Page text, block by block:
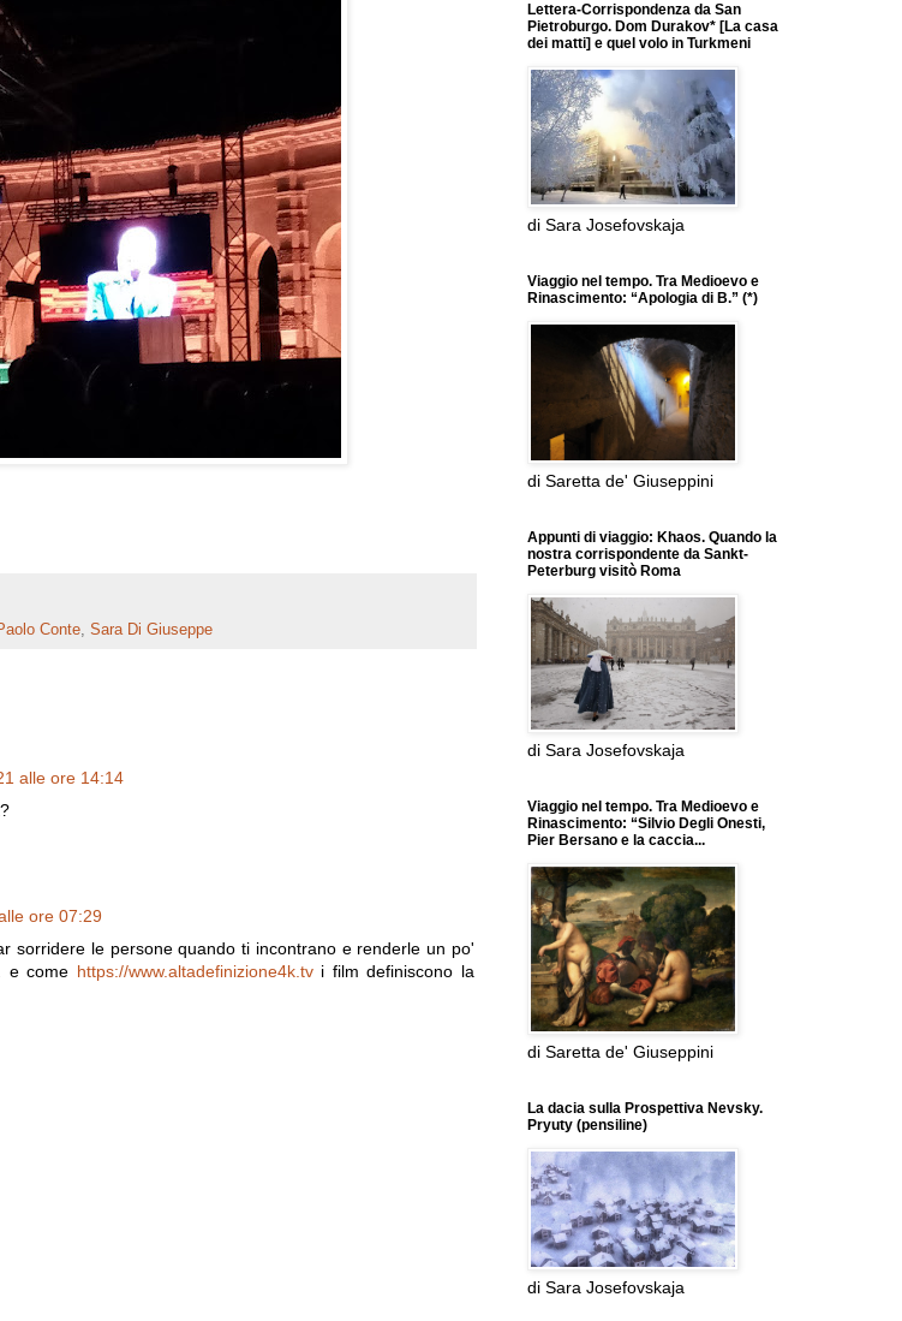
Conte, Sara Di Giuseppe
alle ore 14:14
ore 07:29
sorridere le persone quando ti incontrano e renderle un po'
e come https://www.altadefinizione4k.tvi film definiscono la
Lettera-Corrispondenza da San
Pietroburgo. Dom Durakov* [La casa
dei matti] e quel volo in Turkmeni
di Sara Josefovskaja
Viaggio nel tempo. Tra Medioevo e
Rinascimento: “Apologia di B.” (*)
di Saretta de' Giuseppini
Appunti di viaggio: Khaos. Quando la
nostra corrispondente da Sankt-
Peterburg visitò Roma
di Sara Josefovskaja
Viaggio nel tempo. Tra Medioevo e
Rinascimento: “Silvio Degli Onesti,
Pier Bersano e la caccia...
di Saretta de' Giuseppini
La dacia sulla Prospettiva Nevsky.
Pryuty (pensiline)
di Sara Josefovskaja